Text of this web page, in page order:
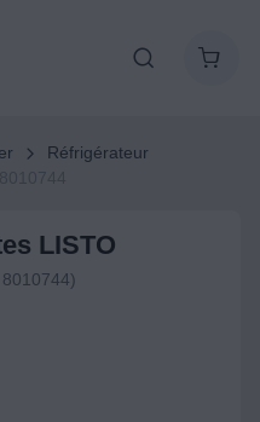
Réfrigérateur
LISTO